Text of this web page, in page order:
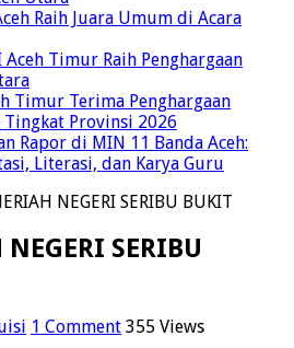
Raih Juara Umum di Acara
Timur Raih Penghargaan
Timur Terima Penghargaan
Provinsi 2026
Rapor di MIN 11 Banda Aceh:
Literasi, dan Karya Guru
NEGERI SERIBU BUKIT
SERIBU
1 Comment 355 Views